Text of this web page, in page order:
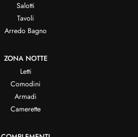
Salotti
Tavoli
Arredo Bagno
ZONA NOTTE
Letti
Comodini
Armadi
Camerette